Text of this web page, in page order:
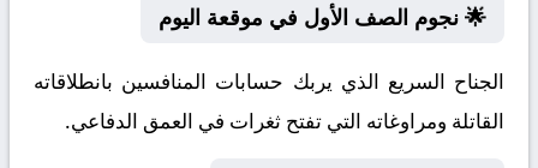
🌟 نجوم الصف الأول في موقعة اليوم
الجناح السريع الذي يربك حسابات المنافسين بانطلاقاته
القاتلة ومراوغاته التي تفتح ثغرات في العمق الدفاعي.